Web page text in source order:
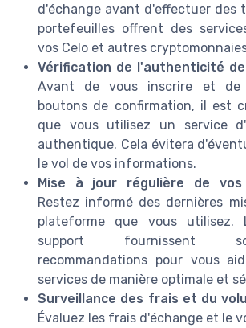
d'échange avant d'effectuer des
portefeuilles offrent des
vos Celo et autres
Vérification de l'authenticité
Avant de vous inscrire et de
boutons de confirmation, il est
que vous utilisez un service
authentique. Cela évitera
le vol de vos informations.
Mise à jour régulière de
Restez informé des dernières
plateforme que vous utilisez.
support fournissent
recommandations pour vous
services de manière optimale et
Surveillance des frais et du
Évaluez les frais d'échange et le